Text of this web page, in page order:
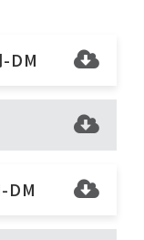
DM
DM